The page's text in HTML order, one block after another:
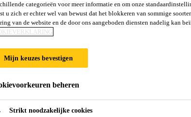
Wanden &
Balkons
Vloeren
Verlijmen en
Afdichten
Beton
categorieën voor meer informatie en om onze
u zich er echter wel van bewust dat het blokkeren van sommige
van de website en de door ons aangeboden diensten nadelig kan
Mijn keuzes bevestigen
beheren
Strikt noodzakelijke cookies